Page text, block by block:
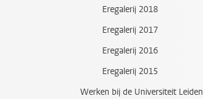
Eregalerij 2018
Eregalerij 2017
Eregalerij 2016
Eregalerij 2015
Werken bij de Universiteit Leiden